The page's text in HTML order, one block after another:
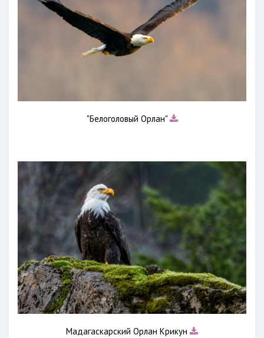
"Белоголовый Орлан"
Мадагаскарский Орлан Крикун